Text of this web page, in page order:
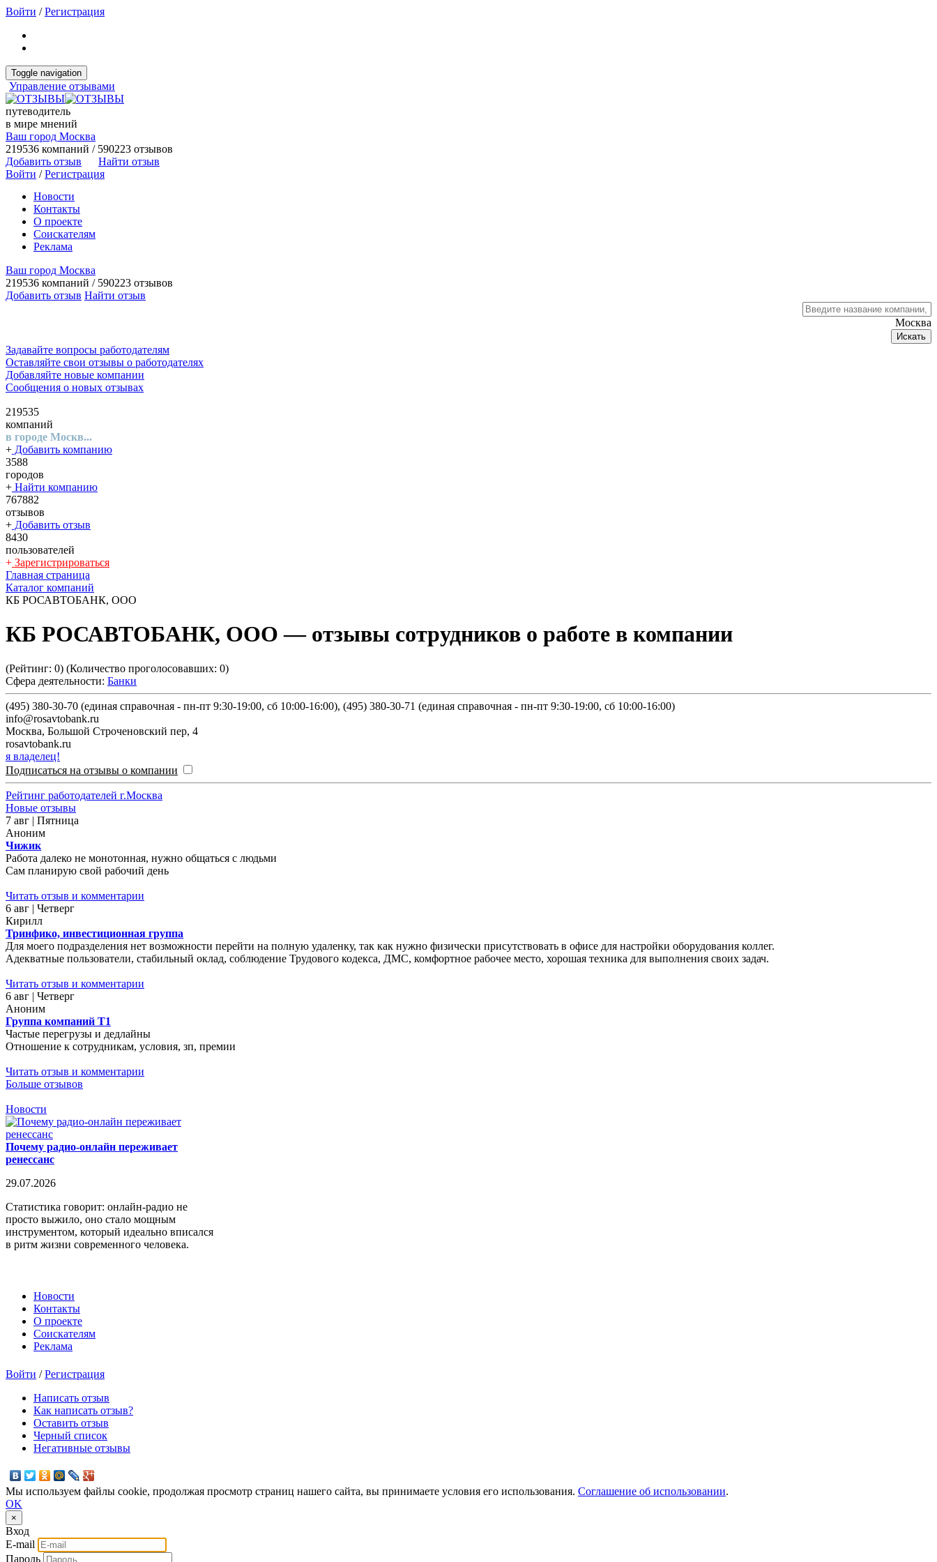
Войти /Регистрация
Toggle navigation
Управление отзывами
путеводитель
в мире мнений
Ваш город Москва
219536 компаний / 590223 отзывов
Добавить отзыв
Найти отзыв
Войти /Регистрация
Новости
Контакты
О проекте
Соискателям
Реклама
Ваш город Москва
219536 компаний / 590223 отзывов
Добавить отзыв Найти отзыв
Москва
Искать
Задавайте вопросы работодателям
Оставляйте свои отзывы о работодателях
Добавляйте новые компании
Сообщения о новых отзывах
219535
компаний
в городе Москв...
+ Добавить компанию
3588
городов
+ Найти компанию
767882
отзывов
+ Добавить отзыв
8430
пользователей
+ Зарегистрироваться
Главная страница
Каталог компаний
КБ РОСАВТОБАНК, ООО
КБ РОСАВТОБАНК, ООО — отзывы сотрудников о работе в компании
(Рейтинг: 0) (Количество проголосовавших: 0)
Сфера деятельности: Банки
(495) 380-30-70 (единая справочная - пн-пт 9:30-19:00, сб 10:00-16:00), (495) 380-30-71 (единая справочная - пн-пт 9:30-19:00, сб 10:00-16:00)
info@rosavtobank.ru
Москва, Большой Строченовский пер, 4
rosavtobank.ru
я владелец!
Подписаться на отзывы о компании
Рейтинг работодателей г.Москва
Новые отзывы
7 авг | Пятница
Аноним
Чижик
Работа далеко не монотонная, нужно общаться с людьми
Сам планирую свой рабочий день
Читать отзыв и комментарии
6 авг | Четверг
Кирилл
Тринфико, инвестиционная группа
Для моего подразделения нет возможности перейти на полную удаленку, так как нужно физически присутствовать в офисе для настройки оборудования коллег.
Адекватные пользователи, стабильный оклад, соблюдение Трудового кодекса, ДМС, комфортное рабочее место, хорошая техника для выполнения своих задач.
Читать отзыв и комментарии
6 авг | Четверг
Аноним
Группа компаний Т1
Частые перегрузы и дедлайны
Отношение к сотрудникам, условия, зп, премии
Читать отзыв и комментарии
Больше отзывов
Новости
Почему радио-онлайн переживает
ренессанс
29.07.2026
Статистика говорит: онлайн-радио не
просто выжило, оно стало мощным
инструментом, который идеально вписался
в ритм жизни современного человека.
Новости
Контакты
О проекте
Соискателям
Реклама
Войти /Регистрация
Написать отзыв
Как написать отзыв?
Оставить отзыв
Черный список
Негативные отзывы
Мы используем файлы cookie, продолжая просмотр страниц нашего сайта, вы принимаете условия его использования. Соглашение об использовании.
OK
×
Вход
E-mail
Пароль